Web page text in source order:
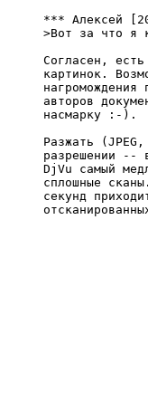
*** Алексей
>Вот за что я
Согласен,
картинок.
авторов
насмарку :-).
Разжать
разрешении --
DjVu самый
сплошные
секунд